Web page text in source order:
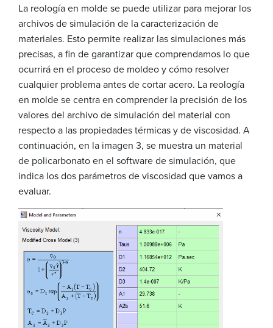
La reología en molde se puede utilizar para mejorar los
archivos de simulación de la caracterización de
materiales. Esto permite realizar las simulaciones más
precisas, a fin de garantizar que comprendamos lo que
ocurrirá en el proceso de moldeo y cómo resolver
cualquier problema antes de cortar acero. La reología
en molde se centra en comprender la precisión de los
valores del archivo de simulación del material con
respecto a las propiedades térmicas y de viscosidad. A
continuación, en la imagen 3, se muestra un material
de policarbonato en el software de simulación, que
indica los dos parámetros de viscosidad que vamos a
evaluar.